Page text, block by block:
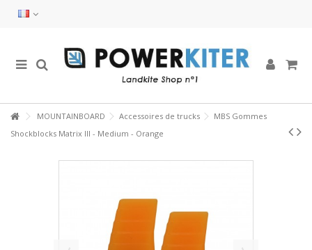
MOUNTAINBOARD Accessoires de trucks
MBS Gommes
Shockblocks Matrix III - Medium - Orange